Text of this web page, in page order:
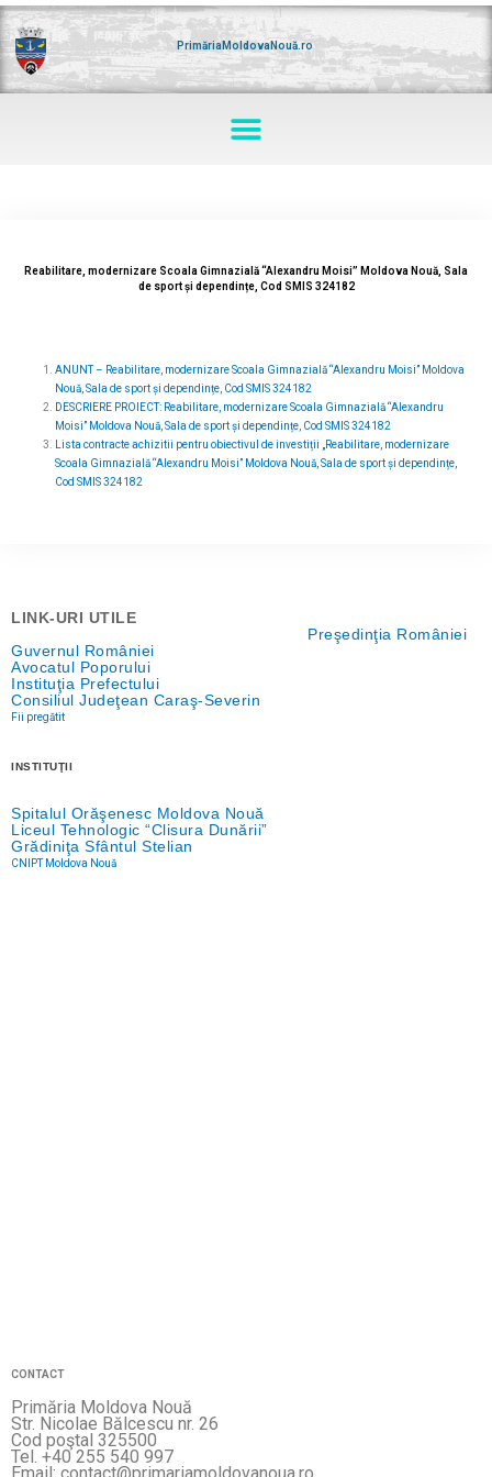
Skip
to
content
PrimăriaMoldovaNouă.ro
Menu
Reabilitare, modernizare Scoala Gimnazială “Alexandru Moisi” Moldova Nouă, Sala
de sport și dependințe, Cod SMIS 324182
ANUNT – Reabilitare, modernizare Scoala Gimnazială “Alexandru Moisi” Moldova
Nouă, Sala de sport și dependințe, Cod SMIS 324182
DESCRIERE PROIECT: Reabilitare, modernizare Scoala Gimnazială “Alexandru
Moisi” Moldova Nouă, Sala de sport și dependințe, Cod SMIS 324182
Lista contracte achizitii pentru obiectivul de investiții „Reabilitare, modernizare
Scoala Gimnazială “Alexandru Moisi” Moldova Nouă, Sala de sport și dependințe,
Cod SMIS 324182
LINK-URI UTILE
Preşedinţia României
Guvernul României
Avocatul Poporului
Instituţia Prefectului
Consiliul Judeţean Caraş-Severin
Fii pregătit
INSTITUŢII
Spitalul Orăşenesc Moldova Nouă
Liceul Tehnologic “Clisura Dunării”
Grădiniţa Sfântul Stelian
CNIPT Moldova Nouă
CONTACT
Primăria Moldova Nouă
Str. Nicolae Bălcescu nr. 26
Cod poştal 325500
Tel. +40 255 540 997